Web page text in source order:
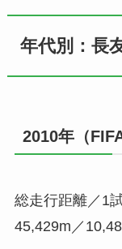
年代別：長
2010年（
総走行距離／1
45,429m／